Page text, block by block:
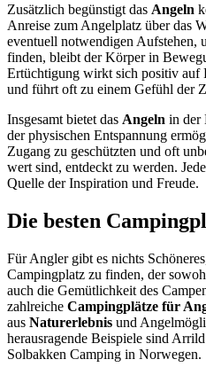
Zusätzlich begünstigt das Angeln
Anreise zum Angelplatz über das
eventuell notwendigen Aufstehen,
finden, bleibt der Körper in
Ertüchtigung wirkt sich positiv auf
und führt oft zu einem Gefühl der
Insgesamt bietet das Angeln in der
der physischen Entspannung
Zugang zu geschützten und oft
wert sind, entdeckt zu werden.
Quelle der Inspiration und Freude.
Die besten
Für Angler gibt es nichts
Campingplatz zu finden, der
auch die Gemütlichkeit des
zahlreiche Campingplätze für
aus Naturerlebnis und
herausragende Beispiele sind
Solbakken Camping in Norwegen.